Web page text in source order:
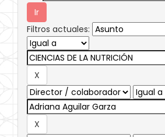
Filtros actuales: